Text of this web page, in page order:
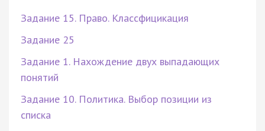
Задание 15. Право. Классфицикация
Задание 25
Задание 1. Нахождение двух выпадающих
понятий
Задание 10. Политика. Выбор позиции из
списка